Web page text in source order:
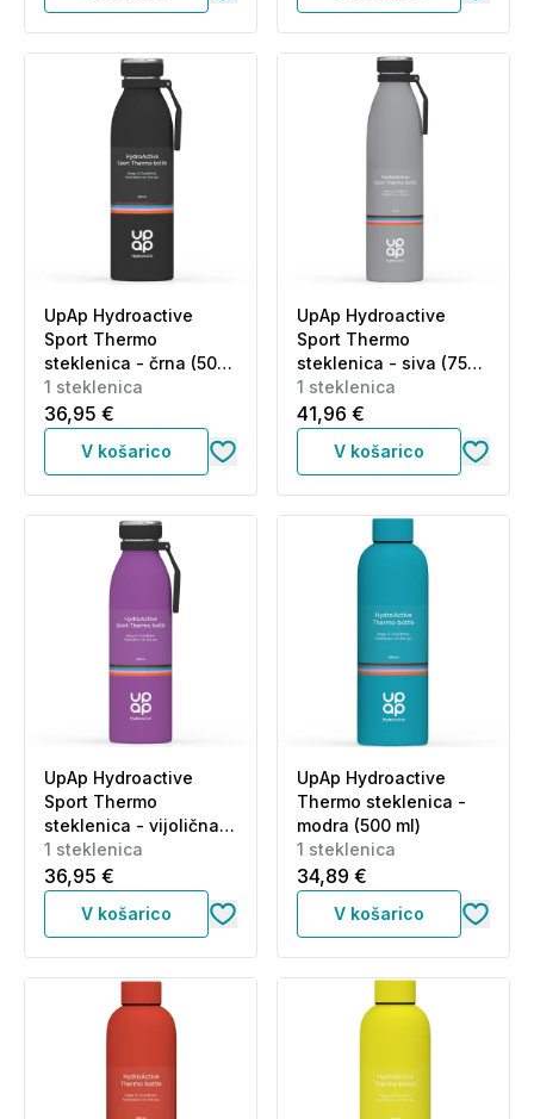
UpAp Hydroactive
Sport Thermo
steklenica - črna (500
ml)
1 steklenica
36,95 €
V košarico
UpAp Hydroactive
Sport Thermo
steklenica - siva (750
ml)
1 steklenica
41,96 €
V košarico
UpAp Hydroactive
Sport Thermo
steklenica - vijolična
(500 ml)
1 steklenica
36,95 €
V košarico
UpAp Hydroactive
Thermo steklenica -
modra (500 ml)
1 steklenica
34,89 €
V košarico